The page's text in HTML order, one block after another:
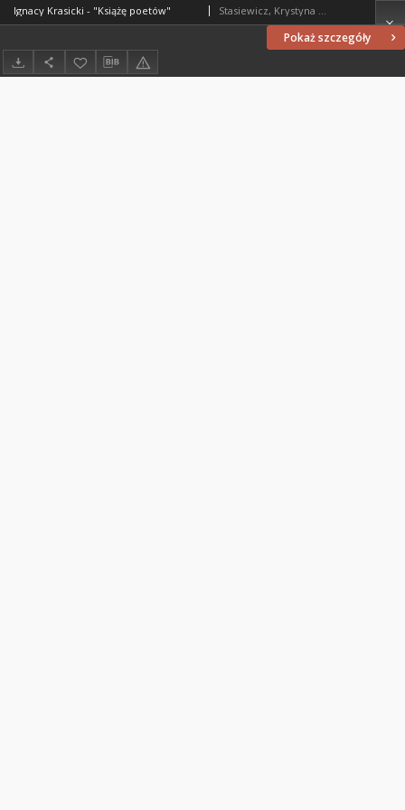
Pokaż szczegóły
Ignacy Krasicki - "Książę poetów" Stasiewicz, Krystyna (1947- )